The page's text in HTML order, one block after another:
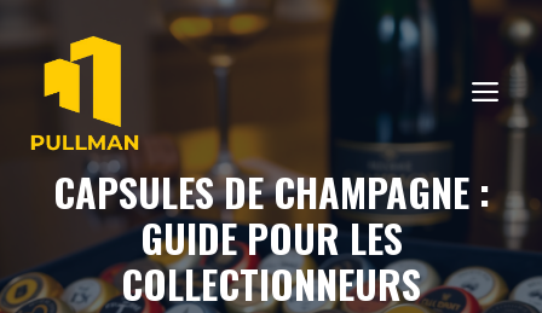
au
CAPSULES DE CHAMPAGNE :
GUIDE POUR LES
COLLECTIONNEURS